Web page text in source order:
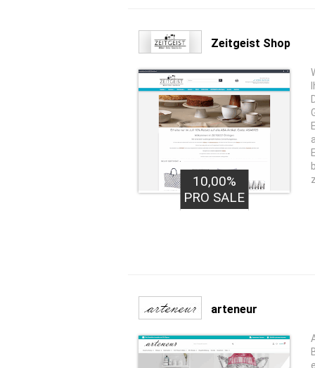
Zeitgeist Shop
10,00%
PRO SALE
arteneur